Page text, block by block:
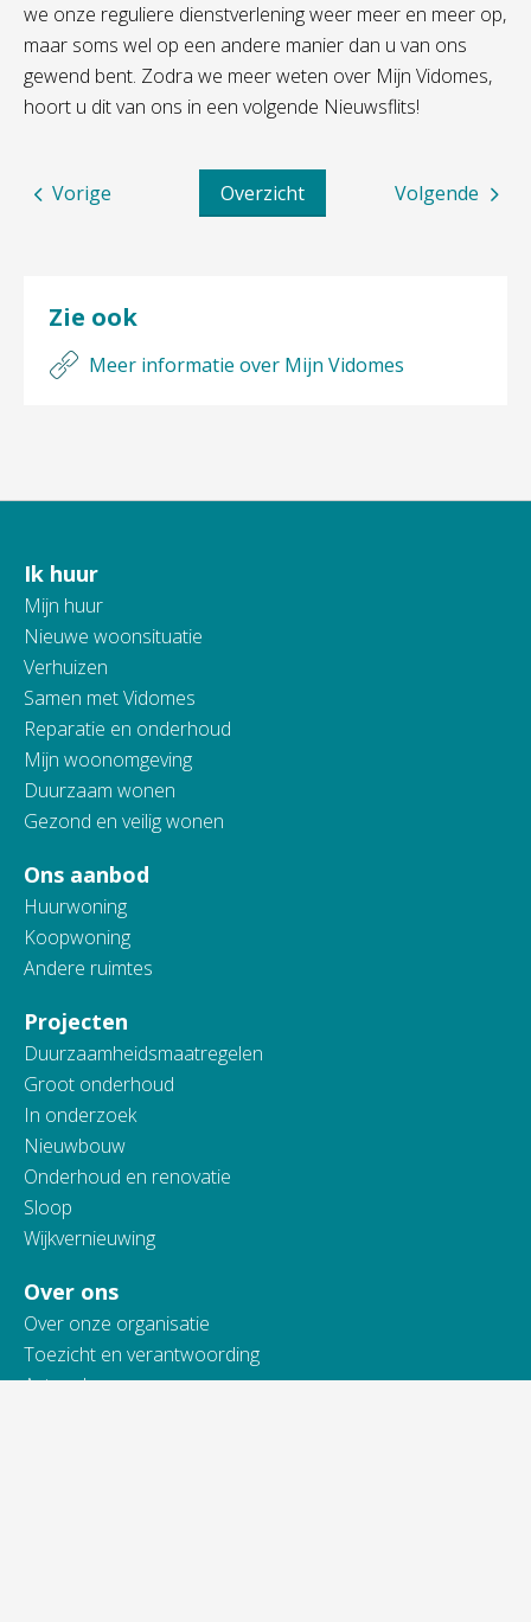
we onze reguliere dienstverlening weer meer en meer op,
maar soms wel op een andere manier dan u van ons
gewend bent. Zodra we meer weten over Mijn Vidomes,
hoort u dit van ons in een volgende Nieuwsflits!
Volgende
Overzicht
Vorige
Zie ook
Meer informatie over Mijn Vidomes
Contactinformatie
Ik huur
Mijn huur
Nieuwe woonsituatie
Verhuizen
Samen met Vidomes
Reparatie en onderhoud
Mijn woonomgeving
Duurzaam wonen
Gezond en veilig wonen
Ons aanbod
Huurwoning
Koopwoning
Andere ruimtes
Projecten
Duurzaamheidsmaatregelen
Groot onderhoud
In onderzoek
Nieuwbouw
Onderhoud en renovatie
Sloop
Wijkvernieuwing
Over ons
Over onze organisatie
Toezicht en verantwoording
Actueel